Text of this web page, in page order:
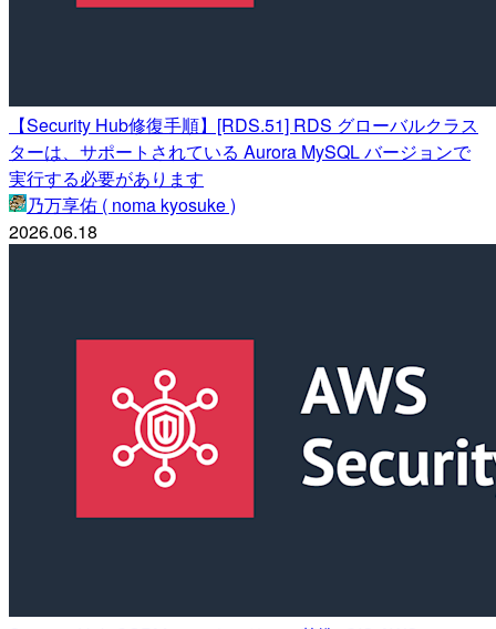
【Security Hub修復手順】[RDS.51] RDS グローバルクラス
ターは、サポートされている Aurora MySQL バージョンで
実行する必要があります
乃万享佑 ( noma kyosuke )
2026.06.18